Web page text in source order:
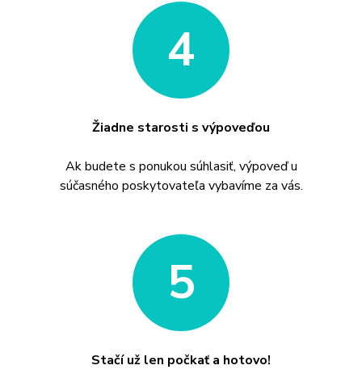
4
Žiadne starosti s výpoveďou
Ak budete s ponukou súhlasiť, výpoveď u
súčasného poskytovateľa vybavíme za vás.
5
Stačí už len počkať a hotovo!